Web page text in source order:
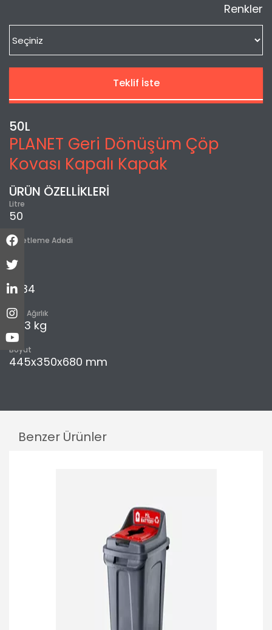
Renkler
Teklif İste
50L
PLANET Geri Dönüşüm Çöp
Kovası Kapalı Kapak
ÜRÜN ÖZELLİKLERİ
Litre
50
Paketleme Adedi
0,134
Brüt Ağırlık
11,23 kg
Boyut
445x350x680 mm
Benzer Ürünler